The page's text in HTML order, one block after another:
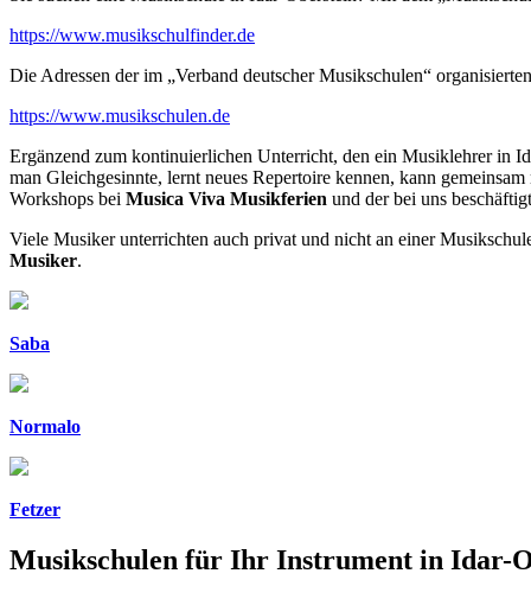
https://www.musikschulfinder.de
Die Adressen der im „Verband deutscher Musikschulen“
https://www.musikschulen.de
Ergänzend zum kontinuierlichen Unterricht, den ein Musiklehrer in
man Gleichgesinnte, lernt neues Repertoire kennen, kann
Workshops bei Musica Viva Musikferien und der bei uns
Viele Musiker unterrichten auch privat und nicht an einer
Musiker.
Saba
Normalo
Fetzer
Musikschulen für Ihr Instrument in Idar-